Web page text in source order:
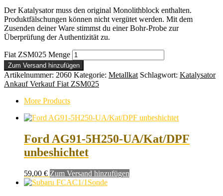
Der Katalysator muss den original Monolithblock enthalten.
Produktfälschungen können nicht vergütet werden. Mit dem
Zusenden deiner Ware stimmst du einer Bohr-Probe zur
Überprüfung der Authentizität zu.
Fiat ZSM025 Menge
Zum Versand hinzufügen
Artikelnummer: 2060 Kategorie: Metallkat Schlagwort: Katalysator
Ankauf Verkauf Fiat ZSM025
More Products
Ford AG91-5H250-UA/Kat/DPF
unbeshichtet
59,00 € Zum Versand hinzufügen